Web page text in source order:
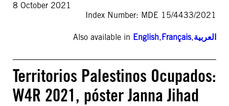
8 October 2021
Index Number: MDE 15/4433/2021
Also available in English,Français,العربية
Territorios Palestinos Ocupados:
W4R 2021, póster Janna Jihad